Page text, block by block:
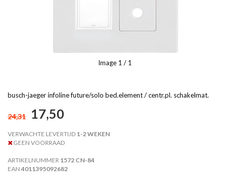
Image 1 / 1
busch-jaeger infoline future/solo bed.element / centr.pl. schakelmat.
24,31 17,50
VERWACHTE LEVERTIJD 1-2 WEKEN
GEEN VOORRAAD
ARTIKELNUMMER 1572 CN-84
EAN 4011395092682